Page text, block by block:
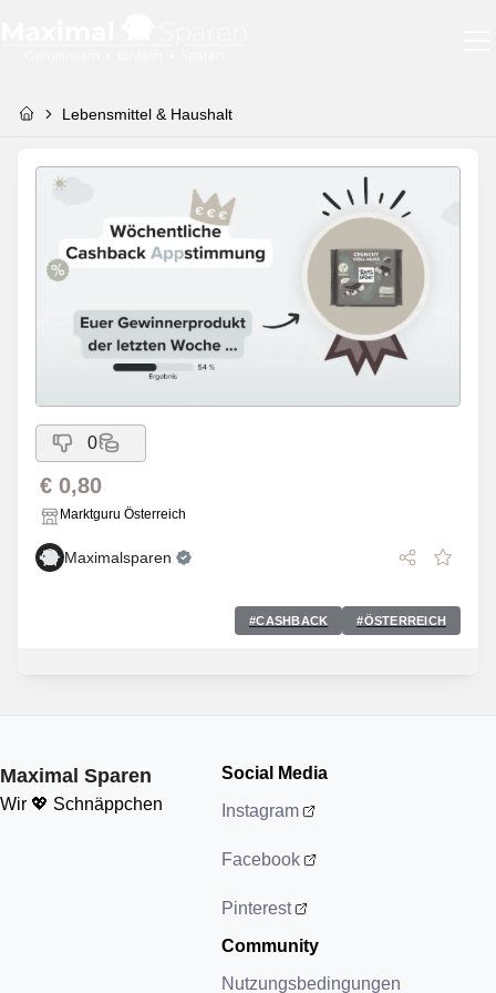
Lebensmittel & Haushalt
0
€ 0,80
Marktguru Österreich
Maximalsparen
#CASHBACK #ÖSTERREICH
Maximal Sparen
Wir 💖 Schnäppchen
Social Media
Instagram
Facebook
Pinterest
Community
Nutzungsbedingungen